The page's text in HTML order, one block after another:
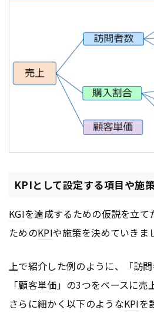
KPIとして設定する項目や施
KGIを達成するための仮説を立て
ためのKPIや施策を決めていきま
上で紹介した例のように、「訪
「顧客単価 」の3つをベースに売
さらに細かく以下のようなKPIを